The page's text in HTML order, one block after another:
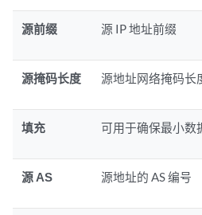
源前缀 源 IP 地址前缀
源掩码长度 源地址网络掩码长
填充 可用于确保最小数
源 AS 源地址的 AS 编号